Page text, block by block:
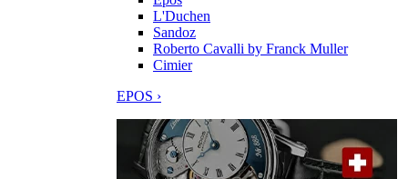
L'Duchen
Sandoz
Roberto Cavalli by Franck Muller
Cimier
EPOS ›